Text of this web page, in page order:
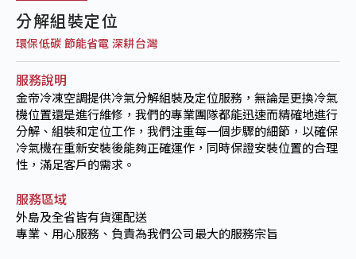
分解組裝定位
環保低碳 節能省電 深耕台灣
服務說明
金帝冷凍空調提供冷氣分解組裝及定位服務，無論是更換冷氣
機位置還是進行維修，我們的專業團隊都能迅速而精確地進行
分解、組裝和定位工作，我們注重每一個步驟的細節，以確保
冷氣機在重新安裝後能夠正確運作，同時保證安裝位置的合理
性，滿足客戶的需求。
服務區域
外島及全省皆有貨運配送
專業、用心服務、負責為我們公司最大的服務宗旨